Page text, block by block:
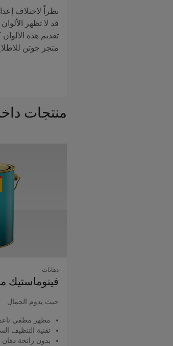
نظراً لاختلاف
قد لا تظهر
تقديم هذه
متجر جوتن
منتجات
دهانات
فينوماستيك
حيث يدوم الجمال
مظهر مطفي
تقنية التنظيف
بدون رائحة دهان